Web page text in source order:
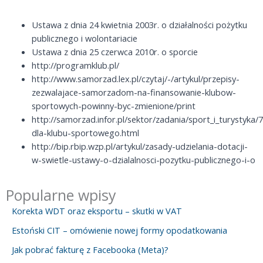
Ustawa z dnia 24 kwietnia 2003r. o działalności pożytku
publicznego i wolontariacie
Ustawa z dnia 25 czerwca 2010r. o sporcie
http://programklub.pl/
http://www.samorzad.lex.pl/czytaj/-/artykul/przepisy-
zezwalajace-samorzadom-na-finansowanie-klubow-
sportowych-powinny-byc-zmienione/print
http://samorzad.infor.pl/sektor/zadania/sport_i_turystyka/
dla-klubu-sportowego.html
http://bip.rbip.wzp.pl/artykul/zasady-udzielania-dotacji-
w-swietle-ustawy-o-dzialalnosci-pozytku-publicznego-i-o
Popularne wpisy
Korekta WDT oraz eksportu – skutki w VAT
Estoński CIT – omówienie nowej formy opodatkowania
Jak pobrać fakturę z Facebooka (Meta)?